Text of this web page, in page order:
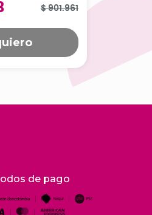
$ 901.961
de pago